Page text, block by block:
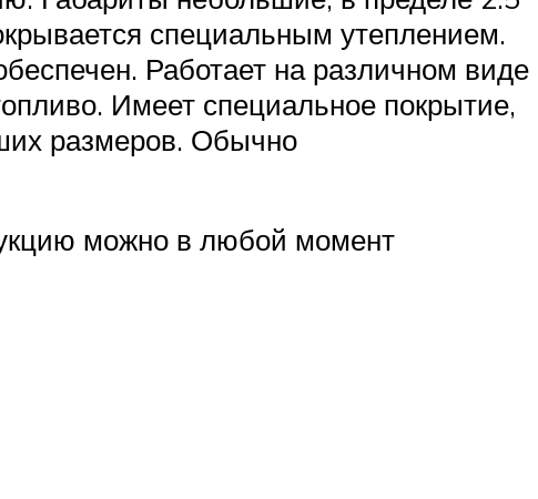
специальным утеплением.
Работает на различном виде
Имеет специальное покрытие,
размеров. Обычно
можно в любой момент